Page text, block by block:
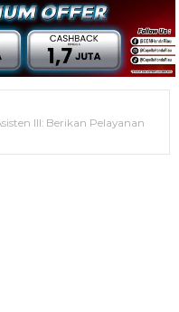
III: Berikan Pelayanan